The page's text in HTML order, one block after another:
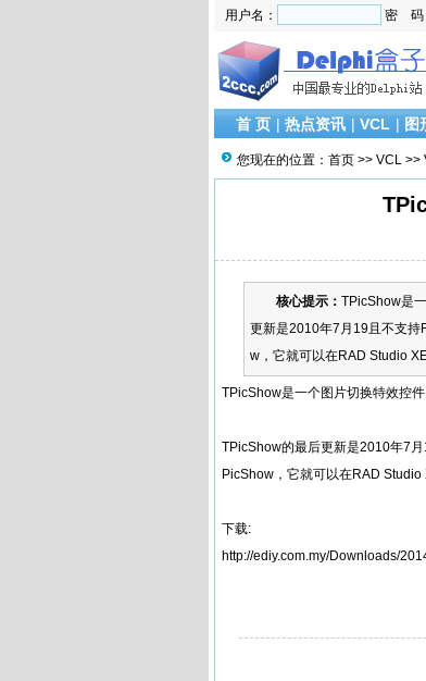
用户名： 密 码
首 页 | 热点资讯 | VCL | 图
您现在的位置： 首页 >> VCL >>
核心提示： TPicShow是
更新是2010年7月19且不支持
w，它就可以在RAD Studio
TPicShow是一个图片切换特效控
TPicShow的最后更新是2010年7
PicShow，它就可以在RAD Studio
下载:
http://ediy.com.my/Downloads/